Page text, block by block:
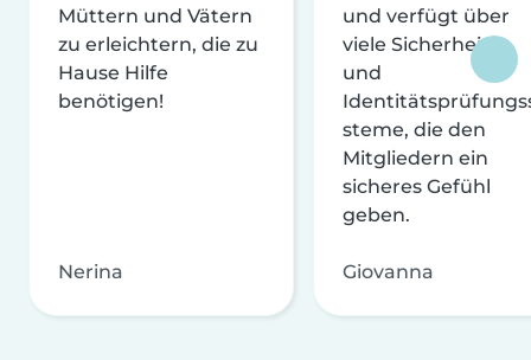
Müttern und Vätern
zu erleichtern, die zu
Hause Hilfe
benötigen!
Nerina
und verfügt über
viele Sicherheits-
und
steme, die den
Mitgliedern ein
sicheres Gefühl
geben.
Giovanna